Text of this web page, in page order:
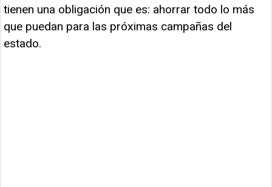
tienen una obligación que es: ahorrar todo lo más
que puedan para las próximas campañas del
estado.